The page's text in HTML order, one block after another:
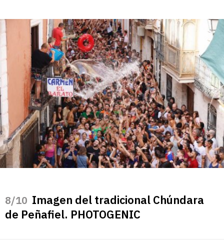
/10 Imagen del tradicional Chúndara
de Peñafiel. PHOTOGENIC